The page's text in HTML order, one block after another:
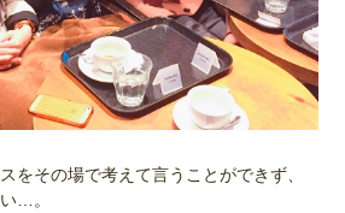
をその場で考えて言うことができず、
…。